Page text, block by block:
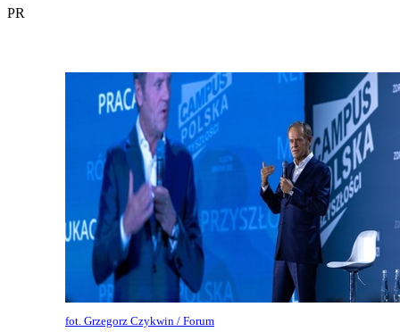
PR
fot. Grzegorz Czykwin / Forum